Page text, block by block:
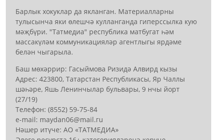
Барлык хокуклар да якланган. Материалларны
тулысынча яки өлешчә кулланганда гиперссылка кую
мәҗбүри. "Татмедиа" республика матбугат һәм
массакүләм коммуникацияләр агентлыгы ярдәме
белән чыгарыла.
Баш мөхәррир: Гасыймова Ризидә Алвирд кызы
Адрес: 423800, Татарстан Республикасы, Яр Чаллы
шәһәре, Яшь Ленинчылар бульвары, 9 нчы йорт
(27/19)
Телефон: (8552) 59-75-84
е-mail: mауdаn06@mail.гu
Нәшер итүче: АО «ТАТМЕДИА»